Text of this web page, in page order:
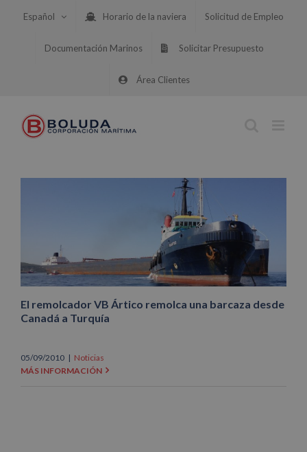
Español Horario de la naviera Solicitud de Empleo
Documentación Marinos Solicitar Presupuesto
Área Clientes
El remolcador VB Ártico remolca una barcaza desde
Canadá a Turquía
05/09/2010 | Noticias
MÁS INFORMACIÓN